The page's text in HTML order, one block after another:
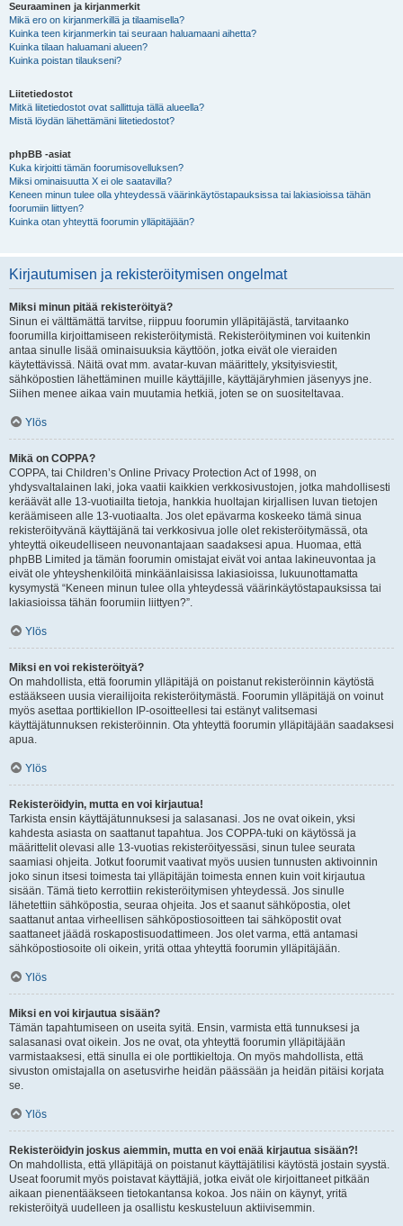
Seuraaminen ja kirjanmerkit
Mikä ero on kirjanmerkillä ja tilaamisella?
Kuinka teen kirjanmerkin tai seuraan haluamaani aihetta?
Kuinka tilaan haluamani alueen?
Kuinka poistan tilaukseni?
Liitetiedostot
Mitkä liitetiedostot ovat sallittuja tällä alueella?
Mistä löydän lähettämäni liitetiedostot?
phpBB -asiat
Kuka kirjoitti tämän foorumisovelluksen?
Miksi ominaisuutta X ei ole saatavilla?
Keneen minun tulee olla yhteydessä väärinkäytöstapauksissa tai lakiasioissa tähän
foorumiin liittyen?
Kuinka otan yhteyttä foorumin ylläpitäjään?
Kirjautumisen ja rekisteröitymisen ongelmat
Miksi minun pitää rekisteröityä?
Sinun ei välttämättä tarvitse, riippuu foorumin ylläpitäjästä, tarvitaanko
foorumilla kirjoittamiseen rekisteröitymistä. Rekisteröityminen voi kuitenkin
antaa sinulle lisää ominaisuuksia käyttöön, jotka eivät ole vieraiden
käytettävissä. Näitä ovat mm. avatar-kuvan määrittely, yksityisviestit,
sähköpostien lähettäminen muille käyttäjille, käyttäjäryhmien jäsenyys jne.
Siihen menee aikaa vain muutamia hetkiä, joten se on suositeltavaa.
Ylös
Mikä on COPPA?
COPPA, tai Children’s Online Privacy Protection Act of 1998, on
yhdysvaltalainen laki, joka vaatii kaikkien verkkosivustojen, jotka mahdollisesti
keräävät alle 13-vuotiailta tietoja, hankkia huoltajan kirjallisen luvan tietojen
keräämiseen alle 13-vuotiaalta. Jos olet epävarma koskeeko tämä sinua
rekisteröityvänä käyttäjänä tai verkkosivua jolle olet rekisteröitymässä, ota
yhteyttä oikeudelliseen neuvonantajaan saadaksesi apua. Huomaa, että
phpBB Limited ja tämän foorumin omistajat eivät voi antaa lakineuvontaa ja
eivät ole yhteyshenkilöitä minkäänlaisissa lakiasioissa, lukuunottamatta
kysymystä “Keneen minun tulee olla yhteydessä väärinkäytöstapauksissa tai
lakiasioissa tähän foorumiin liittyen?”.
Ylös
Miksi en voi rekisteröityä?
On mahdollista, että foorumin ylläpitäjä on poistanut rekisteröinnin käytöstä
estääkseen uusia vierailijoita rekisteröitymästä. Foorumin ylläpitäjä on voinut
myös asettaa porttikiellon IP-osoitteellesi tai estänyt valitsemasi
käyttäjätunnuksen rekisteröinnin. Ota yhteyttä foorumin ylläpitäjään saadaksesi
apua.
Ylös
Rekisteröidyin, mutta en voi kirjautua!
Tarkista ensin käyttäjätunnuksesi ja salasanasi. Jos ne ovat oikein, yksi
kahdesta asiasta on saattanut tapahtua. Jos COPPA-tuki on käytössä ja
määrittelit olevasi alle 13-vuotias rekisteröityessäsi, sinun tulee seurata
saamiasi ohjeita. Jotkut foorumit vaativat myös uusien tunnusten aktivoinnin
joko sinun itsesi toimesta tai ylläpitäjän toimesta ennen kuin voit kirjautua
sisään. Tämä tieto kerrottiin rekisteröitymisen yhteydessä. Jos sinulle
lähetettiin sähköpostia, seuraa ohjeita. Jos et saanut sähköpostia, olet
saattanut antaa virheellisen sähköpostiosoitteen tai sähköpostit ovat
saattaneet jäädä roskapostisuodattimeen. Jos olet varma, että antamasi
sähköpostiosoite oli oikein, yritä ottaa yhteyttä foorumin ylläpitäjään.
Ylös
Miksi en voi kirjautua sisään?
Tämän tapahtumiseen on useita syitä. Ensin, varmista että tunnuksesi ja
salasanasi ovat oikein. Jos ne ovat, ota yhteyttä foorumin ylläpitäjään
varmistaaksesi, että sinulla ei ole porttikieltoja. On myös mahdollista, että
sivuston omistajalla on asetusvirhe heidän päässään ja heidän pitäisi korjata
se.
Ylös
Rekisteröidyin joskus aiemmin, mutta en voi enää kirjautua sisään?!
On mahdollista, että ylläpitäjä on poistanut käyttäjätilisi käytöstä jostain syystä.
Useat foorumit myös poistavat käyttäjiä, jotka eivät ole kirjoittaneet pitkään
aikaan pienentääkseen tietokantansa kokoa. Jos näin on käynyt, yritä
rekisteröityä uudelleen ja osallistu keskusteluun aktiivisemmin.